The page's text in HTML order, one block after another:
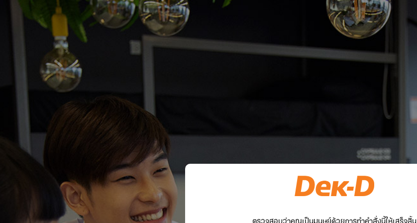
ตรวจสอบว่าคุณเป็นมนุษย์ด้วยการทำคำสั่งนี้ให้เสร็จสิ้น